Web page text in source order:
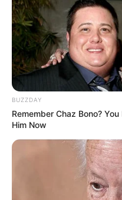
BUZZDAY
Remember Chaz Bono?
Him Now